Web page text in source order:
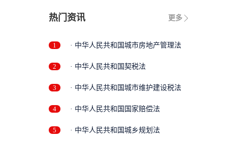
更多
热门资讯
1 · 中华人民共和国城市房地产管理法
2 · 中华人民共和国契税法
3 · 中华人民共和国城市维护建设税法
4 · 中华人民共和国国家赔偿法
5 · 中华人民共和国城乡规划法